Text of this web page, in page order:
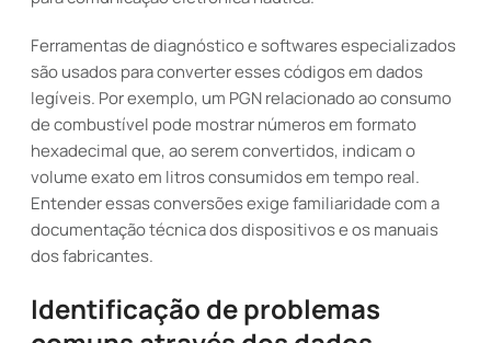
Ferramentas de diagnóstico e softwares especializados
são usados para converter esses códigos em dados
legíveis. Por exemplo, um PGN relacionado ao consumo
de combustível pode mostrar números em formato
hexadecimal que, ao serem convertidos, indicam o
volume exato em litros consumidos em tempo real.
Entender essas conversões exige familiaridade com a
documentação técnica dos dispositivos e os manuais
dos fabricantes.
Identificação de problemas